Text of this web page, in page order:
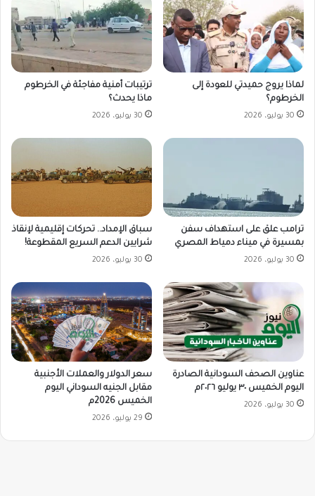
لماذا يروج حميدتي للعودة إلى
الخرطوم؟
30 يوليو، 2026
ترتيبات أمنية مفاجئة في الخرطوم
ماذا يحدث؟
30 يوليو، 2026
ترامب علق على استهداف سفن
بمسيرة في ميناء دمياط المصري
30 يوليو، 2026
سباق الإمداد.. تحركات إقليمية لإنقاذ
شرايين الدعم السريع المقطوعة!
30 يوليو، 2026
عناوين الصحف السودانية الصادرة
اليوم الخميس ٣٠ يوليو ٢٠٢٦م
30 يوليو، 2026
سعر الدولار والعملات الأجنبية
مقابل الجنيه السوداني اليوم
الخميس 2026م
29 يوليو، 2026